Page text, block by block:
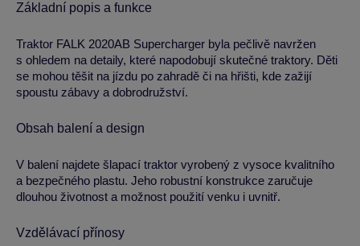
Základní popis a funkce
Traktor FALK 2020AB Supercharger byla pečlivě navržen
s ohledem na detaily, které napodobují skutečné traktory. Děti
se mohou těšit na jízdu po zahradě či na hřišti, kde zažijí
spoustu zábavy a dobrodružství.
Obsah balení a design
V balení najdete šlapací traktor vyrobený z vysoce kvalitního
a bezpečného plastu. Jeho robustní konstrukce zaručuje
dlouhou životnost a možnost použití venku i uvnitř.
Vzdělávací přínosy